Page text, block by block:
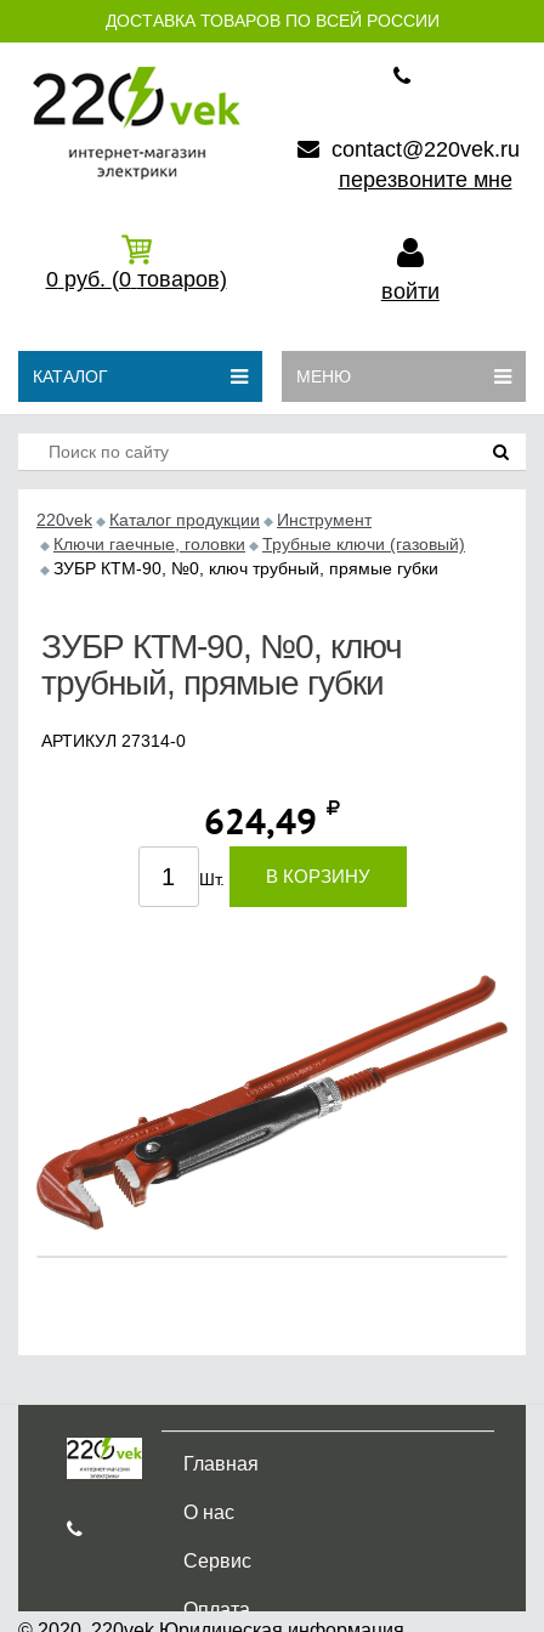
ДОСТАВКА ТОВАРОВ ПО ВСЕЙ РОССИИ
contact@220vek.ru
перезвоните мне
0 руб. (0 товаров) войти
КАТАЛОГ МЕНЮ
220vek Каталог продукции
Инструмент
Ключи гаечные, головки
Трубные ключи (газовый)
ЗУБР КТМ-90, №0, ключ трубный, прямые губки
ЗУБР КТМ-90, №0, ключ
трубный, прямые губки
АРТИКУЛ 27314-0
624,49
Шт. В КОРЗИНУ
Главная
О нас
Сервис
Оплата